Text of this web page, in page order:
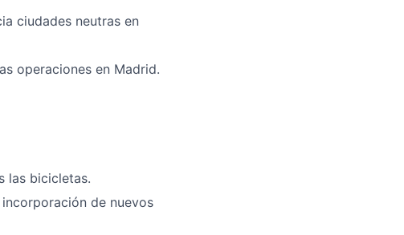
ciudades neutras en
operaciones en Madrid.
las bicicletas.
de nuevos